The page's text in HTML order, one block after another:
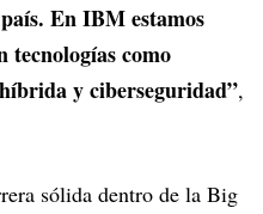
En IBM estamos
tecnologías como
y ciberseguridad”,
sólida dentro de la Big